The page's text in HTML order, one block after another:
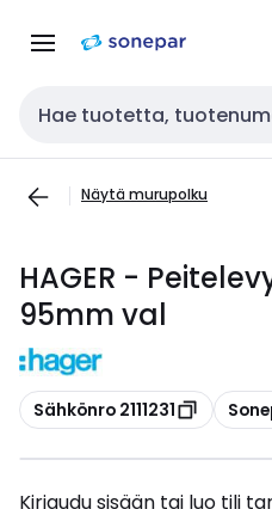
navigointiinsisältöön
Haku
Näytä murupolku
HAGER -
95mm val
Kopioi
Sähkönro 2111231 Kopioi
Kirjaudu sisään tai luo tili